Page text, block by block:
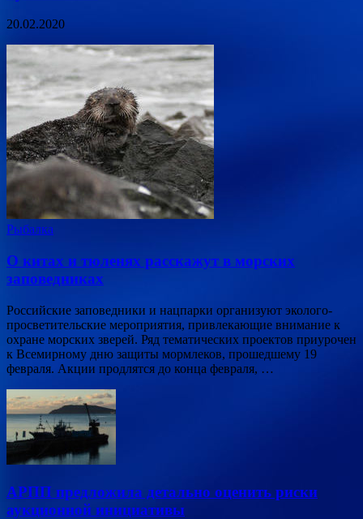
20.02.2020
Рыбалка
О китах и тюленях расскажут в морских
заповедниках
Российские заповедники и нацпарки организуют эколого-
просветительские мероприятия, привлекающие внимание к
охране морских зверей. Ряд тематических проектов приурочен
к Всемирному дню защиты мормлеков, прошедшему 19
февраля. Акции продлятся до конца февраля, …
АРПП предложила детально оценить риски
аукционной инициативы